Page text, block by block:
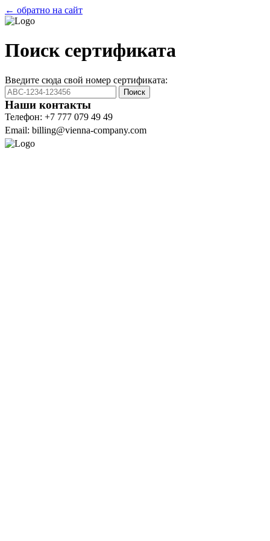
← обратно на сайт
Поиск сертификата
Введите сюда свой номер сертификата:
Поиск
Наши контакты
Телефон: +7 777 079 49 49
Email: billing@vienna-company.com